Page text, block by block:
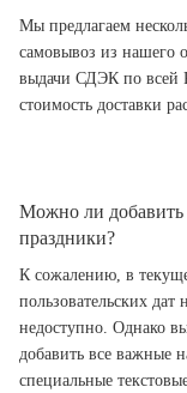
Мы предлагаем
самовывоз из нашего
выдачи СДЭК по всей
стоимость доставки
Можно ли добавить
праздники?
К сожалению, в
пользовательских дат
недоступно. Однако
добавить все важные
специальные